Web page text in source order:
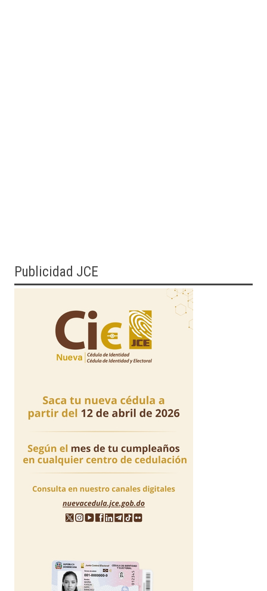
Publicidad JCE